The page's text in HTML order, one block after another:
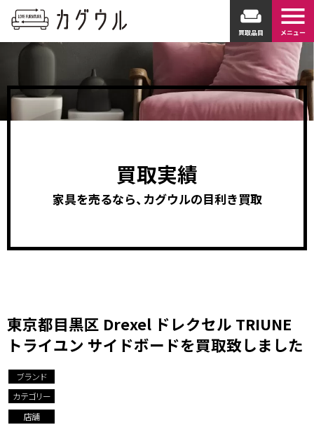
weekend
買取品目
menu
メニュー
買取実績
家具を売るなら、カグウルの目利き買取
東京都目黒区 Drexel ドレクセル TRIUNE
トライユン サイドボードを買取致しました
ブランド
カテゴリー
店舗